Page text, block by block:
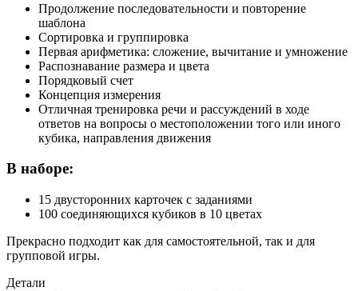
Продолжение последовательности и повторение
шаблона
Сортировка и группировка
Первая арифметика: сложение, вычитание и умножение
Распознавание размера и цвета
Порядковый счет
Концепция измерения
Отличная тренировка речи и рассуждений в ходе
ответов на вопросы о местоположении того или иного
кубика, направления движения
В наборе:
15 двусторонних карточек с заданиями
100 соединяющихся кубиков в 10 цветах
Прекрасно подходит как для самостоятельной, так и для
групповой игры.
Детали